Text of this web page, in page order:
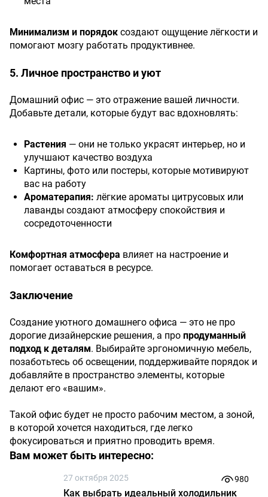
Минимализм и порядок создают ощущение лёгкости и
помогают мозгу работать продуктивнее.
5. Личное пространство и уют
Домашний офис — это отражение вашей личности.
Добавьте детали, которые будут вас вдохновлять:
Растения — они не только украсят интерьер, но и
улучшают качество воздуха
Картины, фото или постеры, которые мотивируют
вас на работу
Ароматерапия: лёгкие ароматы цитрусовых или
лаванды создают атмосферу спокойствия и
сосредоточенности
Комфортная атмосфера влияет на настроение и
помогает оставаться в ресурсе.
Заключение
Создание уютного домашнего офиса — это не про
дорогие дизайнерские решения, а про продуманный
подход к деталям. Выбирайте эргономичную мебель,
позаботьтесь об освещении, поддерживайте порядок и
добавляйте в пространство элементы, которые
делают его «вашим».
Такой офис будет не просто рабочим местом, а зоной,
в которой хочется находиться, где легко
фокусироваться и приятно проводить время.
Вам может быть интересно:
27 октября 2025 980
Как выбрать идеальный холодильник